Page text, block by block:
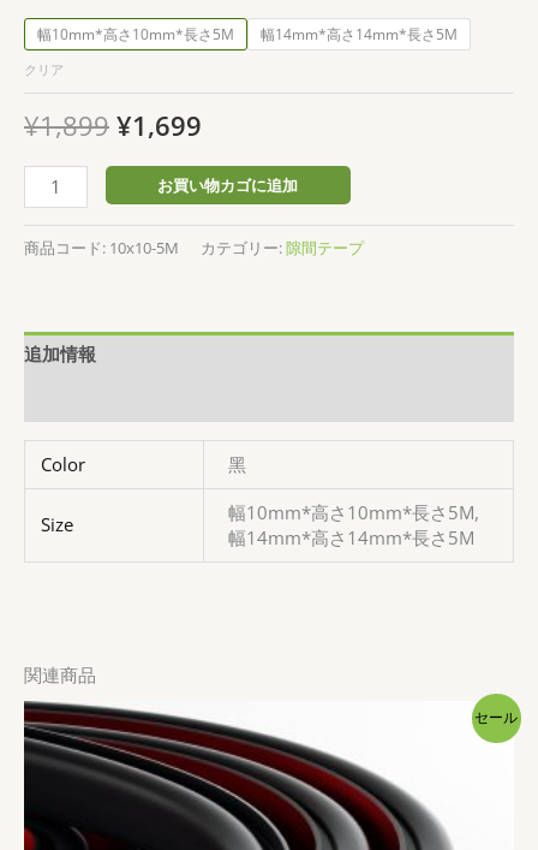
幅10mm*高さ10mm*長さ5M 幅14mm*高さ14mm*長さ5M
クリア
¥1,899 元
格
は
¥1,899
た。
¥1,699
の
価
格
は
す。
AMXIKIN
排
気
穴
計
緩
材
プ
ー
プ
付
個
お買い物カゴに追加
商品コード: 10x10-5M カテゴリー:隙間テープ
追加情報
Color 黑
Size
幅10mm*高さ10mm*長さ5M,
幅14mm*高さ14mm*長さ5M
関連商品
セール